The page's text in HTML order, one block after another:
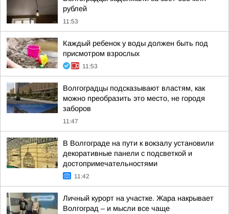
рублей
11:53
Каждый ребенок у воды должен быть под
присмотром взрослых
11:53
Волгоградцы подсказывают властям, как
можно преобразить это место, не городя
заборов
11:47
В Волгограде на пути к вокзалу установили
декоративные панели с подсветкой и
достопримечательностями
11:42
Личный курорт на участке. Жара накрывает
Волгоград – и мысли все чаще